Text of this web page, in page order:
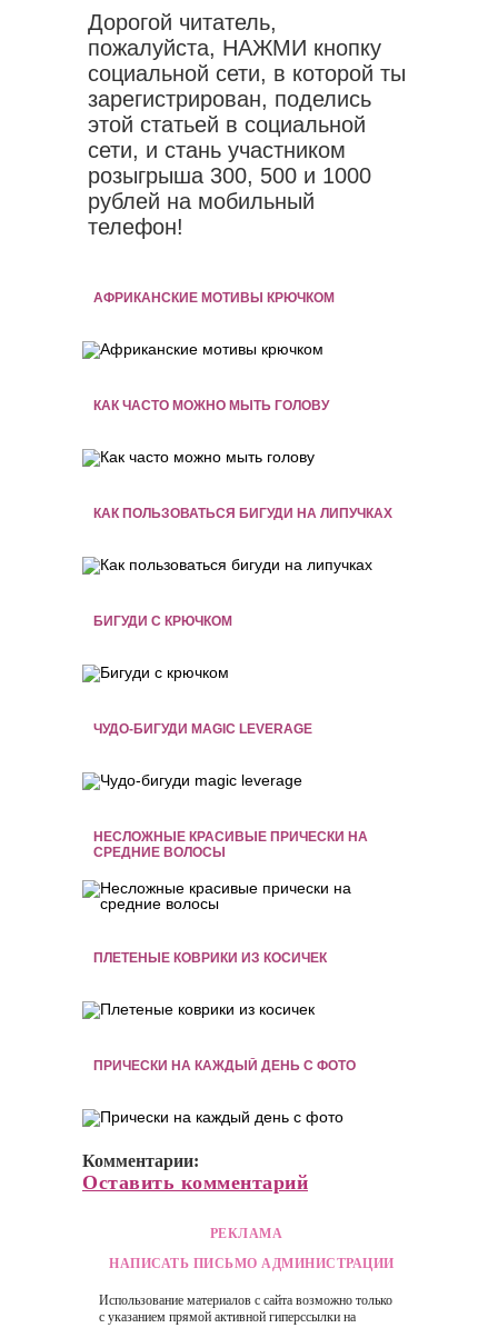
Дорогой читатель,
пожалуйста, НАЖМИ кнопку
социальной сети, в которой ты
зарегистрирован, поделись
этой статьей в социальной
сети, и стань участником
розыгрыша 300, 500 и 1000
рублей на мобильный
телефон!
АФРИКАНСКИЕ МОТИВЫ КРЮЧКОМ
КАК ЧАСТО МОЖНО МЫТЬ ГОЛОВУ
КАК ПОЛЬЗОВАТЬСЯ БИГУДИ НА ЛИПУЧКАХ
БИГУДИ С КРЮЧКОМ
ЧУДО-БИГУДИ MAGIC LEVERAGE
НЕСЛОЖНЫЕ КРАСИВЫЕ ПРИЧЕСКИ НА
СРЕДНИЕ ВОЛОСЫ
ПЛЕТЕНЫЕ КОВРИКИ ИЗ КОСИЧЕК
ПРИЧЕСКИ НА КАЖДЫЙ ДЕНЬ С ФОТО
Комментарии:
Оставить комментарий
РЕКЛАМА
НАПИСАТЬ ПИСЬМО АДМИНИСТРАЦИИ
Использование материалов с сайта возможно только
с указанием прямой активной гиперссылки на